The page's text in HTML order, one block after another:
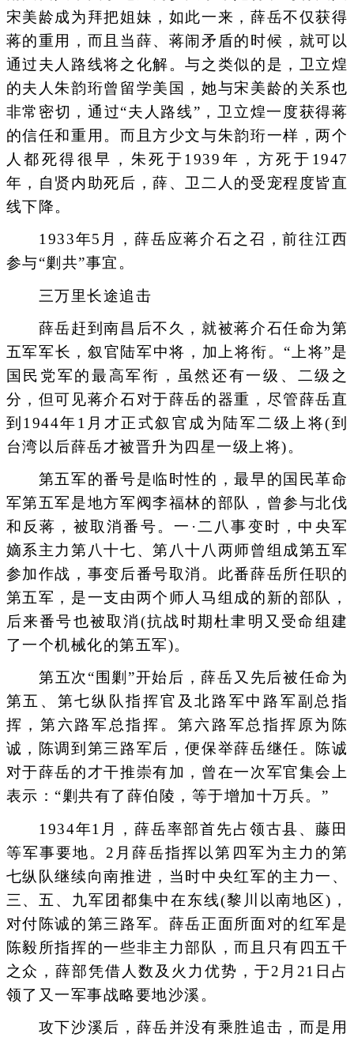
宋美龄成为拜把姐妹，如此一来，薛岳不仅获得
蒋的重用，而且当薛、蒋闹矛盾的时候，就可以
通过夫人路线将之化解。与之类似的是，卫立煌
的夫人朱韵珩曾留学美国，她与宋美龄的关系也
非常密切，通过“夫人路线”，卫立煌一度获得蒋
的信任和重用。而且方少文与朱韵珩一样，两个
人都死得很早，朱死于1939年，方死于1947
年，自贤内助死后，薛、卫二人的受宠程度皆直
线下降。
1933年5月，薛岳应蒋介石之召，前往江西
参与“剿共”事宜。
三万里长途追击
薛岳赶到南昌后不久，就被蒋介石任命为第
五军军长，叙官陆军中将，加上将衔。“上将”是
国民党军的最高军衔，虽然还有一级、二级之
分，但可见蒋介石对于薛岳的器重，尽管薛岳直
到1944年1月才正式叙官成为陆军二级上将(到
台湾以后薛岳才被晋升为四星一级上将)。
第五军的番号是临时性的，最早的国民革命
军第五军是地方军阀李福林的部队，曾参与北伐
和反蒋，被取消番号。一·二八事变时，中央军
嫡系主力第八十七、第八十八两师曾组成第五军
参加作战，事变后番号取消。此番薛岳所任职的
第五军，是一支由两个师人马组成的新的部队，
后来番号也被取消(抗战时期杜聿明又受命组建
了一个机械化的第五军)。
第五次“围剿”开始后，薛岳又先后被任命为
第五、第七纵队指挥官及北路军中路军副总指
挥，第六路军总指挥。第六路军总指挥原为陈
诚，陈调到第三路军后，便保举薛岳继任。陈诚
对于薛岳的才干推崇有加，曾在一次军官集会上
表示：“剿共有了薛伯陵，等于增加十万兵。”
1934年1月，薛岳率部首先占领古县、藤田
等军事要地。2月薛岳指挥以第四军为主力的第
七纵队继续向南推进，当时中央红军的主力一、
三、五、九军团都集中在东线(黎川以南地区)，
对付陈诚的第三路军。薛岳正面所面对的红军是
陈毅所指挥的一些非主力部队，而且只有四五千
之众，薛部凭借人数及火力优势，于2月21日占
领了又一军事战略要地沙溪。
攻下沙溪后，薛岳并没有乘胜追击，而是用